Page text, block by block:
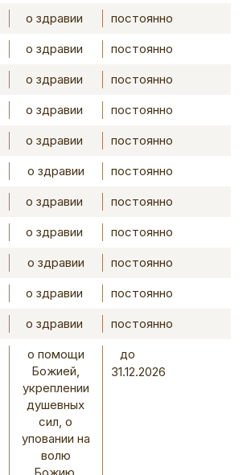
о здравии
постоянно
о здравии
постоянно
о здравии
постоянно
о здравии
постоянно
о здравии
постоянно
о здравии
постоянно
о здравии
постоянно
о здравии
постоянно
о здравии
постоянно
о здравии
постоянно
о здравии
постоянно
о помощи
Божией,
укреплении
душевных
сил, о
уповании на
волю
Божию
до
31.12.2026